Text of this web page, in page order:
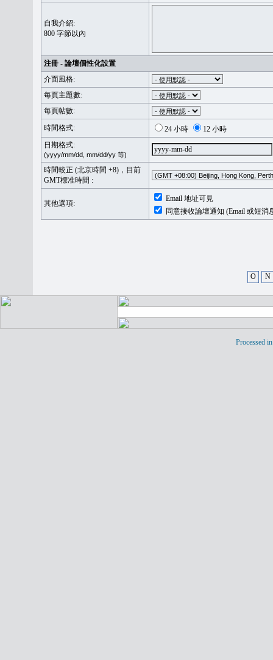
自我介紹:
800 字節以內
注冊 - 論壇個性化設置
介面風格:
每頁主題數:
每頁帖數:
時間格式:
24 小時
12 小時
日期格式:
(yyyy/mm/dd, mm/dd/yy 等)
時間較正 (北京時間 +8)，目前
GMT標准時間 :
其他選項:
Email 地址可見
同意接收論壇通知 (Email 或短消
O N
Processed